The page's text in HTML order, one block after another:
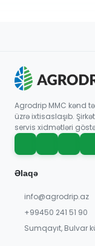
Agrodrip MMC kənd
üzrə ixtisaslaşıb.
servis xidmətləri
Əlaqə
info@agrodrip.az
+99450 241 51 90
Sumqayıt, Bulvar